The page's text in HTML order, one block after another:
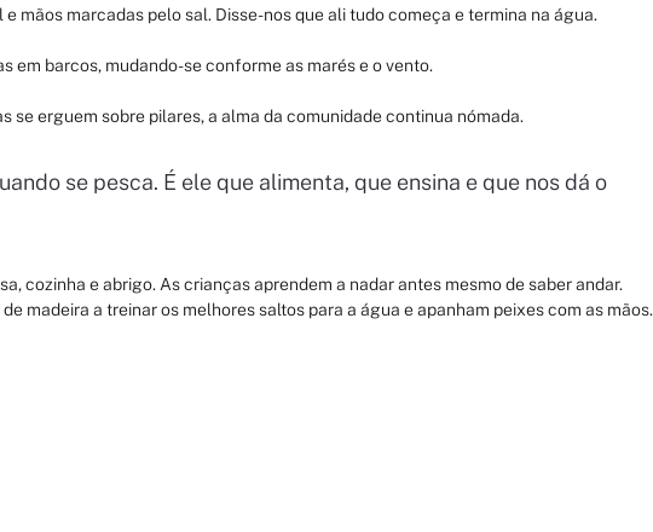
mãos marcadas pelo sal. Disse-nos que ali tudo começa e termina na água.
em barcos, mudando-se conforme as marés e o vento.
se erguem sobre pilares, a alma da comunidade continua nómada.
se pesca. É ele que alimenta, que ensina e que nos dá o
cozinha e abrigo. As crianças aprendem a nadar antes mesmo de saber andar.
madeira a treinar os melhores saltos para a água e apanham peixes com as mãos.